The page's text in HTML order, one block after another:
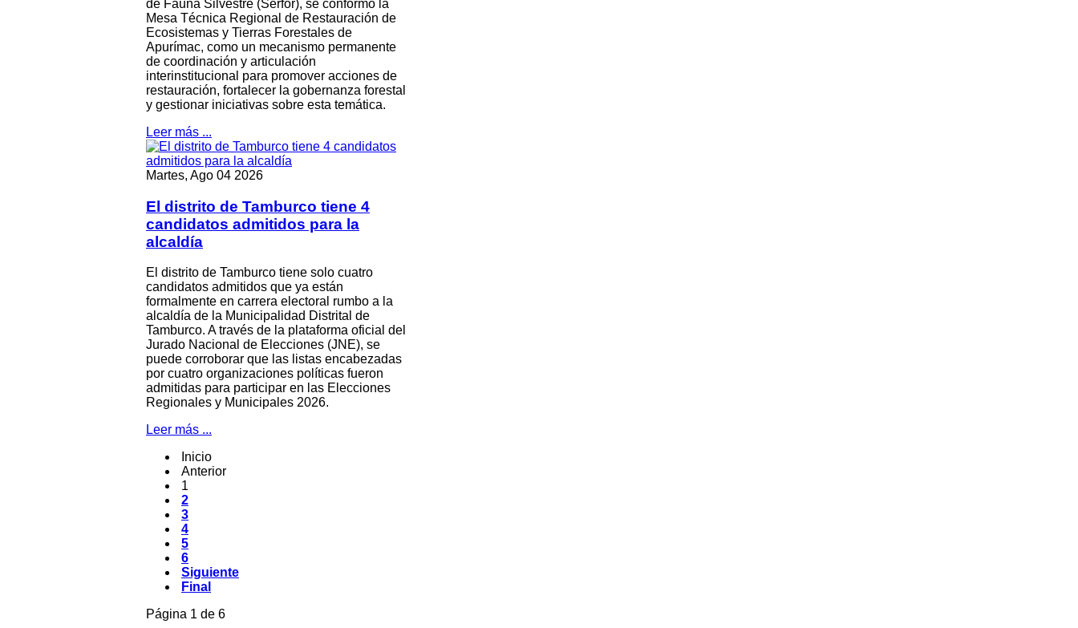
de Fauna Silvestre (Serfor), se conformó la
Mesa Técnica Regional de Restauración de
Ecosistemas y Tierras Forestales de
Apurímac, como un mecanismo permanente
de coordinación y articulación
interinstitucional para promover acciones de
restauración, fortalecer la gobernanza forestal
y gestionar iniciativas sobre esta temática.
Leer más ...
Martes, Ago 04 2026
El distrito de Tamburco tiene 4
candidatos admitidos para la
alcaldía
El distrito de Tamburco tiene solo cuatro
candidatos admitidos que ya están
formalmente en carrera electoral rumbo a la
alcaldía de la Municipalidad Distrital de
Tamburco. A través de la plataforma oficial del
Jurado Nacional de Elecciones (JNE), se
puede corroborar que las listas encabezadas
por cuatro organizaciones políticas fueron
admitidas para participar en las Elecciones
Regionales y Municipales 2026.
Leer más ...
Inicio
Anterior
1
2
3
4
5
6
Siguiente
Final
Página 1 de 6